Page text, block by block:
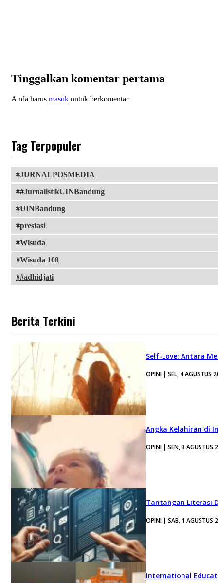
Tinggalkan komentar pertama
Anda harus masuk untuk berkomentar.
Tag Terpopuler
JURNALPOSMEDIA
#JurnalistikUINBandung
UINBandung
prestasi
Wisuda
Wisuda 108
#adhidjati
Berita Terkini
Self-Love: Antara
OPINI | SEL, 4 AGUSTUS
Angka Kelahiran di
OPINI | SEN, 3 AGUSTUS
Tantangan Literasi
OPINI | SAB, 1 AGUSTUS
International